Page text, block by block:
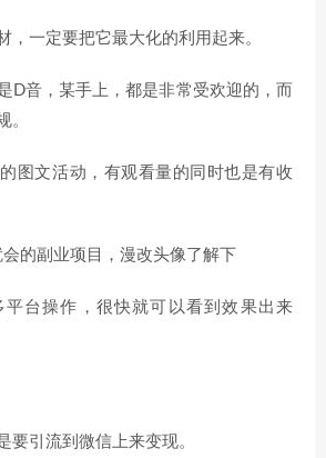
，一定要把它最大化的利用起来。
D音，某手上，都是非常受欢迎的，而
。
图文活动，有观看量的同时也是有收
平台操作，很快就可以看到效果出来
要引流到微信上来变现。